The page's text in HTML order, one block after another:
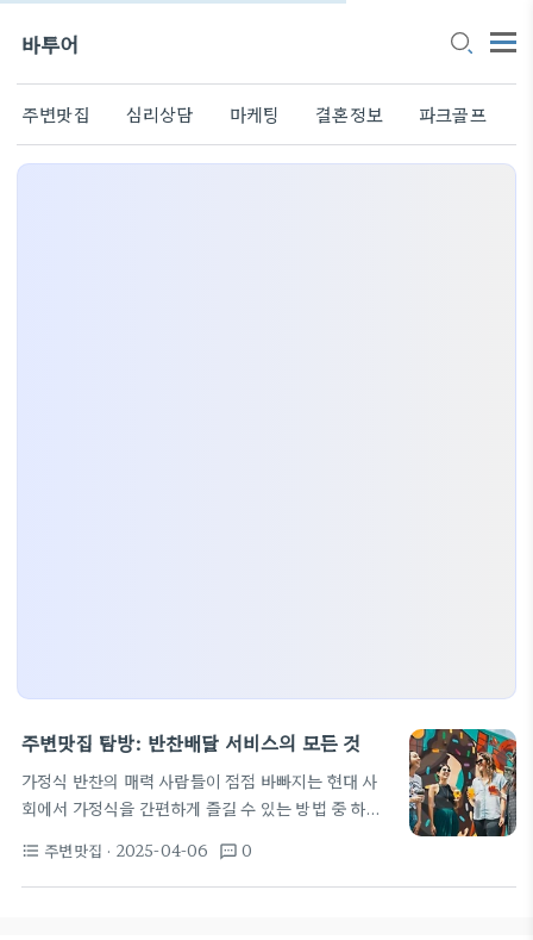
바투어
주변맛집 심리상담 마케팅 결혼정보 파크골프
주변맛집 탐방: 반찬배달 서비스의 모든 것
가정식 반찬의 매력 사람들이 점점 바빠지는 현대 사
회에서 가정식을 간편하게 즐길 수 있는 방법 중 하나
비한 가정식 반찬을 맛볼 수 있도록 제공하는 이 서비
스는 특히 저염반찬배달에 대한 수요가 높아지고 있는
format_list_bulleted 주변맛집 · 2025-04-06 textsms 0